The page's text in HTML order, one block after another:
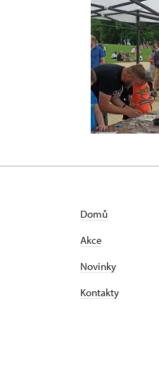
Domů
Akce
Novinky
Kontakty